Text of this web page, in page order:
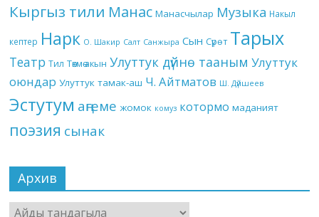
Кыргыз тили Манас Манасчылар Музыка Накыл
кептер Нарк О. Шакир Салт Санжыра Сын Сүрөт Тарых
Театр Тил Төкмө акын Улуттук дүйнө тааным Улуттук
оюндар Улуттук тамак-аш Ч. Айтматов Ш. Дүйшеев
Эстутум аңгеме жомок комуз котормо маданият
поэзия сынак
Архив
Архив